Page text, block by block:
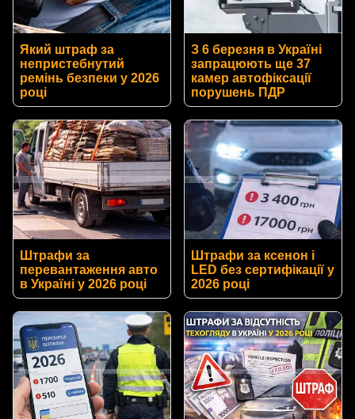
Який штраф за
непристебнутий
ремінь безпеки у 2026
році
З 6 березня в Україні
запрацюють ще 37
камер автофіксації
порушень ПДР
Штрафи за
перевантаження авто
в Україні у 2026 році
Штрафи за ксенон і
LED без сертифікації у
2026 році